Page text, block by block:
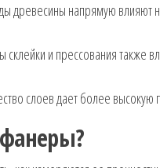
древесины напрямую влияют
и прессования также
слоев дает более высокую